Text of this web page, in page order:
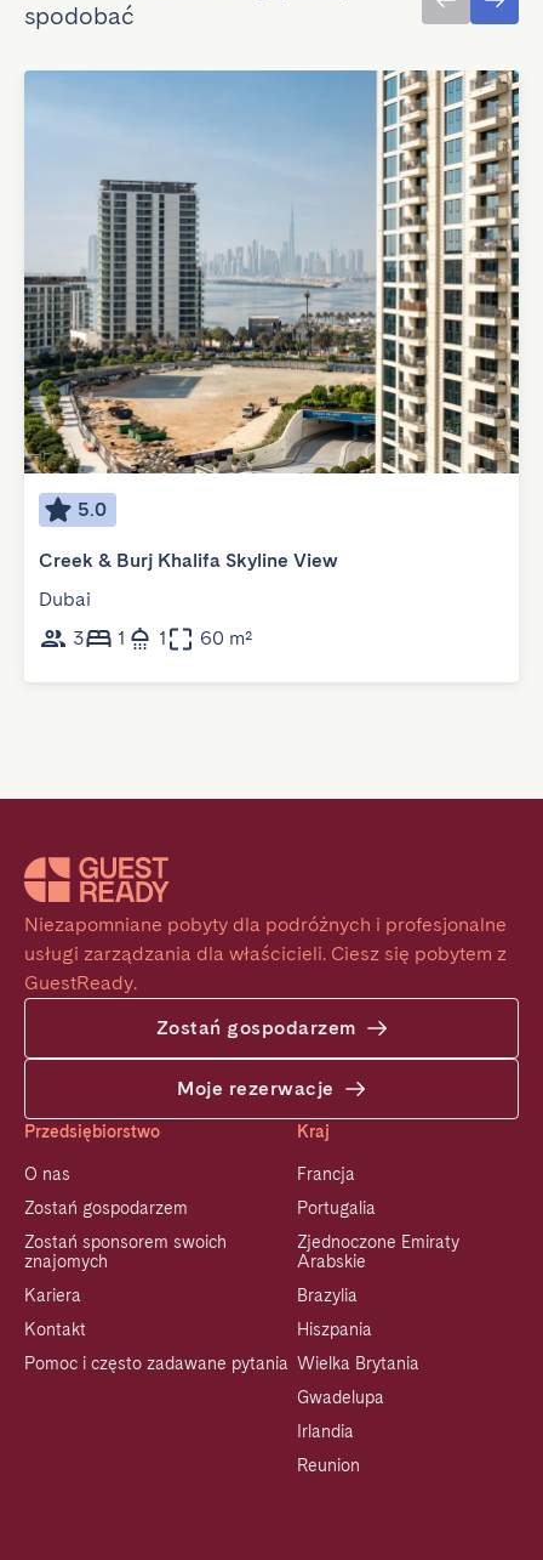
spodobać
5.0
Creek & Burj Khalifa Skyline View
Dubai
3
1 1 60 m²
Niezapomniane pobyty dla podróżnych i profesjonalne
usługi zarządzania dla właścicieli. Ciesz się pobytem z
GuestReady.
Zostań gospodarzem
Moje rezerwacje
Przedsiębiorstwo
O nas
Zostań gospodarzem
Zostań sponsorem swoich
znajomych
Kariera
Kontakt
Pomoc i często zadawane pytania
Kraj
Francja
Portugalia
Zjednoczone Emiraty
Arabskie
Brazylia
Hiszpania
Wielka Brytania
Gwadelupa
Irlandia
Reunion